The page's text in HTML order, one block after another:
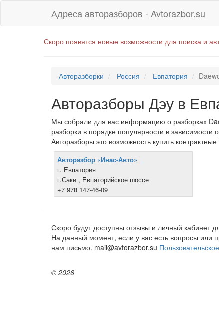
Адреса авторазборов - Avtorazbor.su
Скоро появятся новые возможности для поиска и
Авторазборки Россия Евпатория
Авторазборы Дэу в
Мы собрали для вас информацию о разборках
разборки в порядке популярности в зависимости
Авторазборы это возможность купить
Авторазбор «Инас-Авто»
г. Евпатория
г.Саки , Евпаторийское шоссе
+7 978 147-46-09
Скоро будут доступны отзывы и личный кабинет
На данный момент, если у вас есть вопросы или
нам письмо. mail@avtorazbor.su
© 2026